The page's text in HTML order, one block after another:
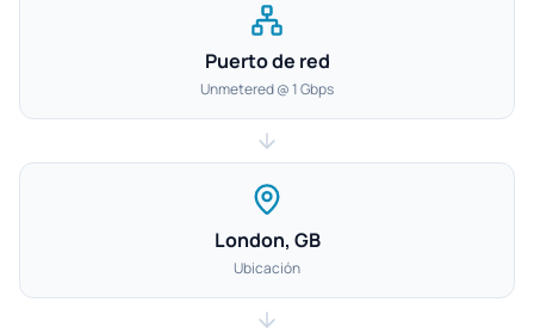
Puerto de red
Unmetered @ 1 Gbps
London, GB
Ubicación